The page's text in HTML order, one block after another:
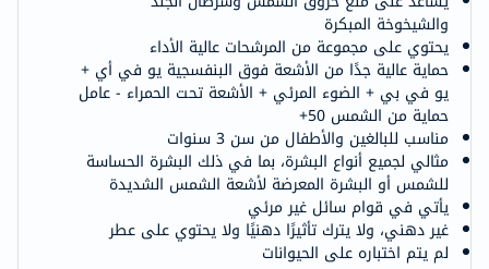
والشيخوخة المبكرة
يحتوي على مجموعة من المرشحات عالية الأداء
حماية عالية جدًا من الأشعة فوق البنفسجية يو في أي +
يو في بي + الضوء المرئي + الأشعة تحت الحمراء - عامل
حماية من الشمس 50+
مناسب للبالغين والأطفال من سن 3 سنوات
مثالي لجميع أنواع البشرة، بما في ذلك البشرة الحساسة
للشمس أو البشرة المعرضة لأشعة الشمس الشديدة
يأتي في قوام سائل غير مرئي
غير دهني، ولا يترك تأثيرًا دهنيًا ولا يحتوي على عطر
لم يتم اختباره على الحيوانات